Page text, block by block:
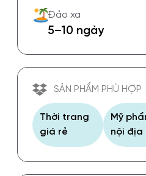
Đảo xa
5–10 ngày
SẢN PHẨM PHÙ HỢP
Thời trang
giá rẻ
Mỹ
nội địa